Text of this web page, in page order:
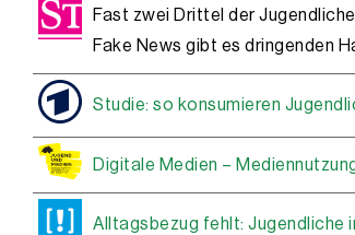
Fast zwei Drittel der
Fake News gibt es dringenden
Studie: so konsumieren
Digitale Medien –
Alltagsbezug fehlt: Jugendliche